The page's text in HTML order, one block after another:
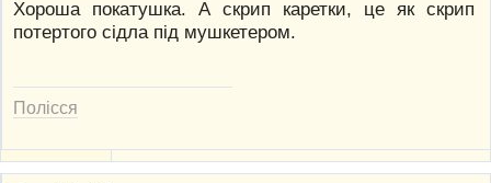
Хороша покатушка. А скрип каретки, це як скрип
потертого сідла під мушкетером.
Полісся